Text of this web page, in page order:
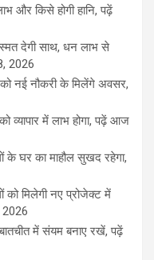
और किसे होगी हानि, पढ़ें
देगी साथ, धन लाभ से
2026
नई नौकरी के मिलेंगे अवसर,
व्यापार में लाभ होगा, पढ़ें आज
के घर का माहौल सुखद रहेगा,
को मिलेगी नए प्रोजेक्ट में
में संयम बनाए रखें, पढ़ें